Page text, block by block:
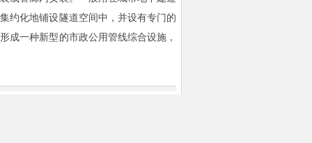
约化地铺设隧道空间中，并设有专门的
成一种新型的市政公用管线综合设施，